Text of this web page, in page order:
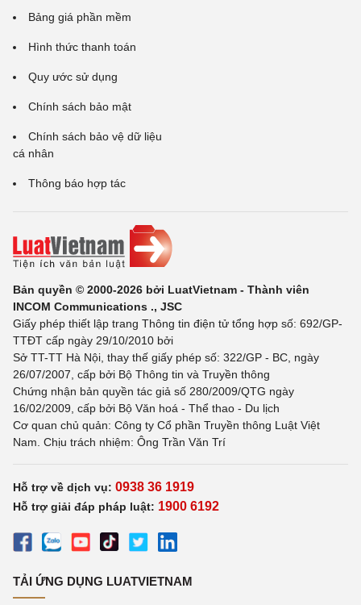
Bảng giá phần mềm
Hình thức thanh toán
Quy ước sử dụng
Chính sách bảo mật
Chính sách bảo vệ dữ liệu
cá nhân
Thông báo hợp tác
Bản quyền © 2000-2026 bởi LuatVietnam - Thành viên
INCOM Communications ., JSC
Giấy phép thiết lập trang Thông tin điện tử tổng hợp số: 692/GP-
TTĐT cấp ngày 29/10/2010 bởi
Sở TT-TT Hà Nội, thay thế giấy phép số: 322/GP - BC, ngày
26/07/2007, cấp bởi Bộ Thông tin và Truyền thông
Chứng nhận bản quyền tác giả số 280/2009/QTG ngày
16/02/2009, cấp bởi Bộ Văn hoá - Thể thao - Du lịch
Cơ quan chủ quản: Công ty Cổ phần Truyền thông Luật Việt
Nam. Chịu trách nhiệm: Ông Trần Văn Trí
Hỗ trợ về dịch vụ: 0938 36 1919
Hỗ trợ giải đáp pháp luật: 1900 6192
TẢI ỨNG DỤNG LUATVIETNAM